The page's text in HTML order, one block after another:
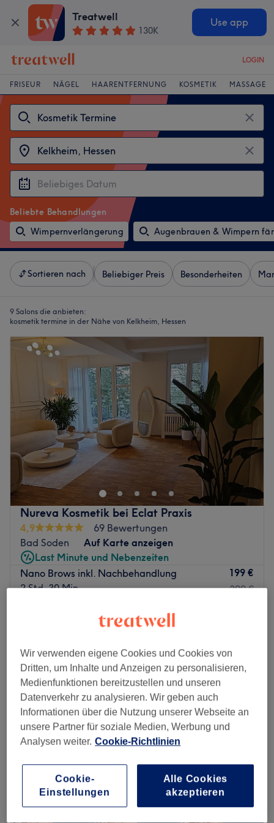
Treatwell
130K
Use app
LOGIN
FRISEUR NÄGEL HAARENTFERNUNG KOSMETIK MASSAGE
Beliebte Behandlungen
Wimpernverlängerung
Augenbrauen & Wimpern
Sortieren nach Beliebiger Preis Besonderheiten
9 Salons die anbieten:
kosmetik termine in der Nähe von Kelkheim, Hessen
Nureva Kosmetik bei Eclat Praxis
4,9
69 Bewertungen
Bad Soden
Auf Karte anzeigen
Last Minute und Nebenzeiten
Nano Brows inkl. Nachbehandlung
2 Std. 30 Min.
199 €
390 €
Gesichtsbehandlung - BB Glow
1 Std. 10 Min.
ab 104,30 €
Spare bis zu 30%
Schnellansicht Saloninfos
Montag 09:00–18:00
Dienstag
09:00– 18:00
Mittwoch
Freitag
09:00–20:00
Samstag
09:00–14:00
Sonntag
Wir verwenden eigene Cookies und Cookies von
Dritten, um Inhalte und Anzeigen zu personalisieren,
Medienfunktionen bereitzustellen und unseren
Datenverkehr zu analysieren. Wir geben auch
Informationen über die Nutzung unserer Webseite an
unsere Partner für soziale Medien, Werbung und
Analysen weiter. Cookie-Richtlinien
Cookie-
Einstellungen
Alle Cookies
akzeptieren